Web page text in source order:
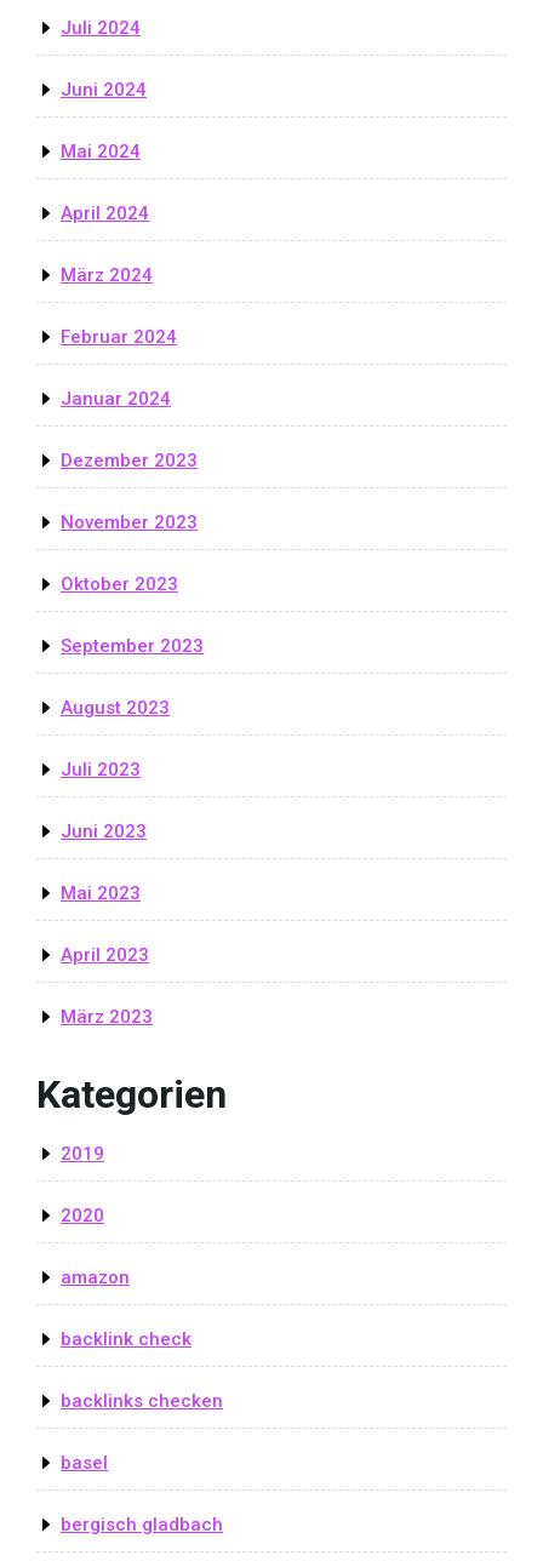
Juli 2024
Juni 2024
Mai 2024
April 2024
März 2024
Februar 2024
Januar 2024
Dezember 2023
November 2023
Oktober 2023
September 2023
August 2023
Juli 2023
Juni 2023
Mai 2023
April 2023
März 2023
Kategorien
2019
2020
amazon
backlink check
backlinks checken
basel
bergisch gladbach